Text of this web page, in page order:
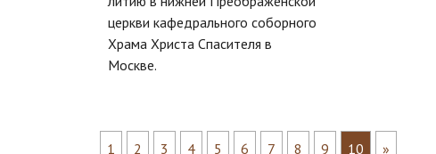
церкви кафедрального соборного
Храма Христа Спасителя в
Москве.
1 2 3 4 5 6 7 8 9 10 »